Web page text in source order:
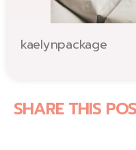
kaelynpackage
SHARE THIS